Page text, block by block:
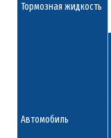
Тормозная жидкость
Автомобиль